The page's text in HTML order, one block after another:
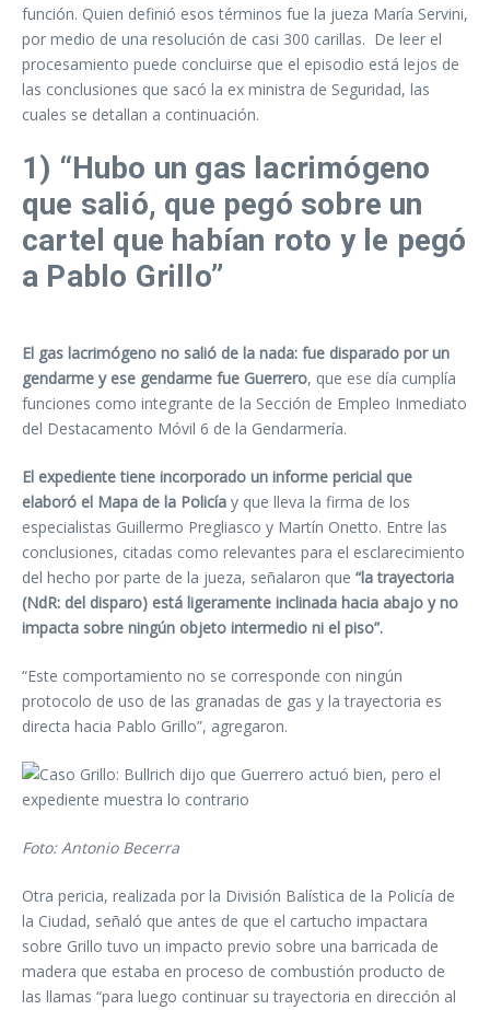
función. Quien definió esos términos fue la jueza María Servini,
por medio de una resolución de casi 300 carillas. De leer el
procesamiento puede concluirse que el episodio está lejos de
las conclusiones que sacó la ex ministra de Seguridad, las
cuales se detallan a continuación.
1) “Hubo un gas lacrimógeno
que salió, que pegó sobre un
cartel que habían roto y le pegó
a Pablo Grillo”
El gas lacrimógeno no salió de la nada: fue disparado por un
gendarme y ese gendarme fue Guerrero, que ese día cumplía
funciones como integrante de la Sección de Empleo Inmediato
del Destacamento Móvil 6 de la Gendarmería.
El expediente tiene incorporado un informe pericial que
elaboró el Mapa de la Policía y que lleva la firma de los
especialistas Guillermo Pregliasco y Martín Onetto. Entre las
conclusiones, citadas como relevantes para el esclarecimiento
del hecho por parte de la jueza, señalaron que “la trayectoria
(NdR: del disparo) está ligeramente inclinada hacia abajo y no
impacta sobre ningún objeto intermedio ni el piso”.
“Este comportamiento no se corresponde con ningún
protocolo de uso de las granadas de gas y la trayectoria es
directa hacia Pablo Grillo”, agregaron.
Foto: Antonio Becerra
Otra pericia, realizada por la División Balística de la Policía de
la Ciudad, señaló que antes de que el cartucho impactara
sobre Grillo tuvo un impacto previo sobre una barricada de
madera que estaba en proceso de combustión producto de
las llamas “para luego continuar su trayectoria en dirección al